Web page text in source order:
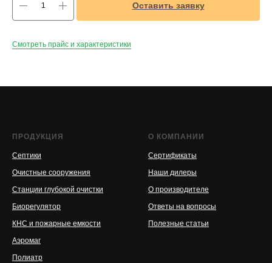
Оставить заявку
Смотреть прайс и характеристики
ПРОДУКЦИЯ
Септики
Очистные сооружения
Станции глубокой очистки
Биорегулятор
КНС и пожарные емкости
Аэромаг
Полиатр
О КОМПАНИИ
Сертификаты
Наши дилеры
О производителе
Ответы на вопросы
Полезные статьи